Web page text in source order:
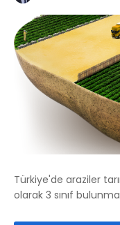
Türkiye'de araziler
olarak 3 sınıf